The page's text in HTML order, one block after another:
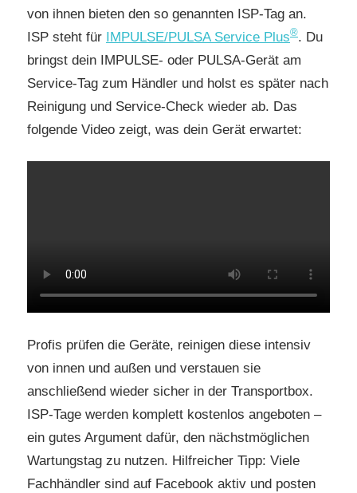
von ihnen bieten den so genannten ISP-Tag an.
ISP steht für IMPULSE/PULSA Service Plus®. Du
bringst dein IMPULSE- oder PULSA-Gerät am
Service-Tag zum Händler und holst es später nach
Reinigung und Service-Check wieder ab. Das
folgende Video zeigt, was dein Gerät erwartet:
Profis prüfen die Geräte, reinigen diese intensiv
von innen und außen und verstauen sie
anschließend wieder sicher in der Transportbox.
ISP-Tage werden komplett kostenlos angeboten –
ein gutes Argument dafür, den nächstmöglichen
Wartungstag zu nutzen. Hilfreicher Tipp: Viele
Fachhändler sind auf Facebook aktiv und posten